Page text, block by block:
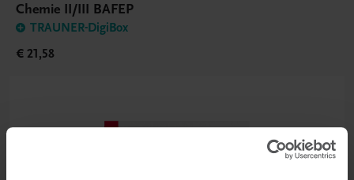
Chemie II/III BAFEP
TRAUNER-DigiBox
€ 21,58